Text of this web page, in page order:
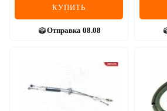
КУПИТЬ
Отправка 08.08